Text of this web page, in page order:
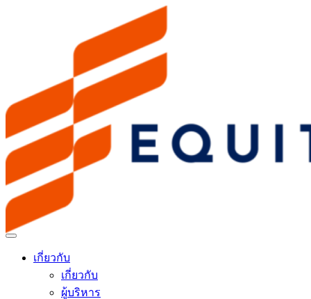
เกี่ยวกับ
เกี่ยวกับ
ผู้บริหาร